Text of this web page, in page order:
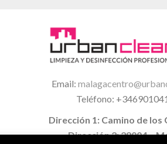
Email:
Teléfono:
Dirección 1: Camino de los
Dirección 2: 29004 –